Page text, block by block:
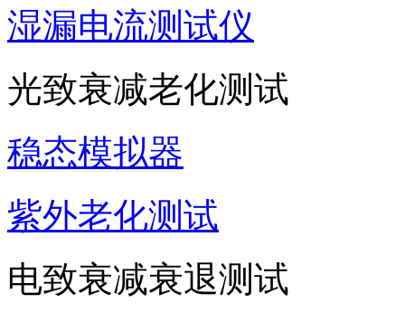
湿漏电流测试仪
光致衰减老化测试
稳态模拟器
紫外老化测试
电致衰减衰退测试